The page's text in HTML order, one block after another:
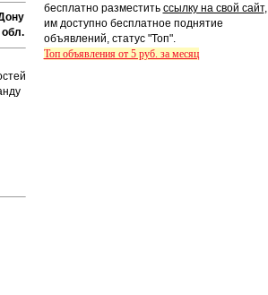
обл.
бесплатно разместить ссылку на свой сайт,
им доступно бесплатное поднятие
объявлений, статус "Топ".
Топ объявления от 5 руб. за месяц